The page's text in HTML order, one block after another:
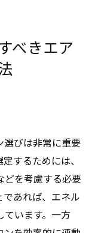
べきエア
選びは非常に重要
するためには、
どを考慮する必要
あれば、エネル
ています。一方